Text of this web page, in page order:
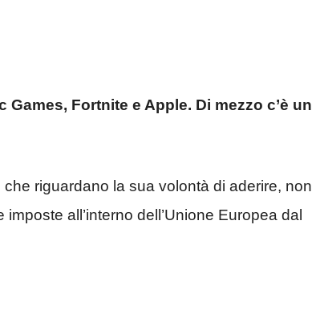
Fortnite e Apple. Di mezzo c’è un
riguardano la sua volontà di aderire, non
all’interno dell’Unione Europea dal